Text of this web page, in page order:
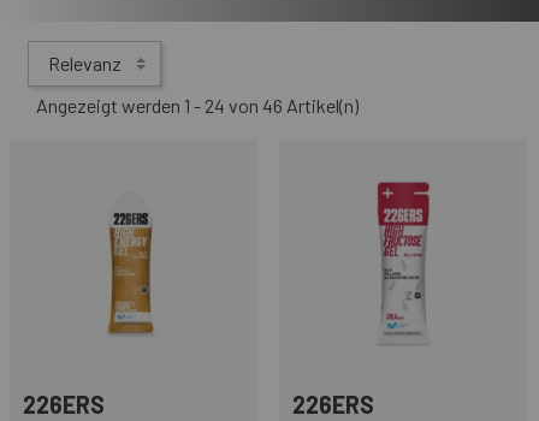
Relevanz
Angezeigt werden 1 - 24 von 46 Artikel(n)
226ERS 226ERS